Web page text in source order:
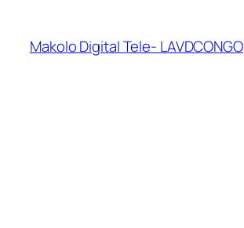
Makolo Digital Tele- LAVDCONGO